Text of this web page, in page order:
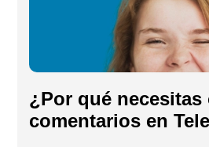
¿Por qué necesitas
comentarios en